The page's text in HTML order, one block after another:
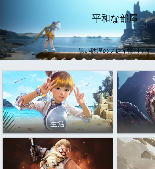
平和な部屋
黒い砂漠のプレイ情報です
生活